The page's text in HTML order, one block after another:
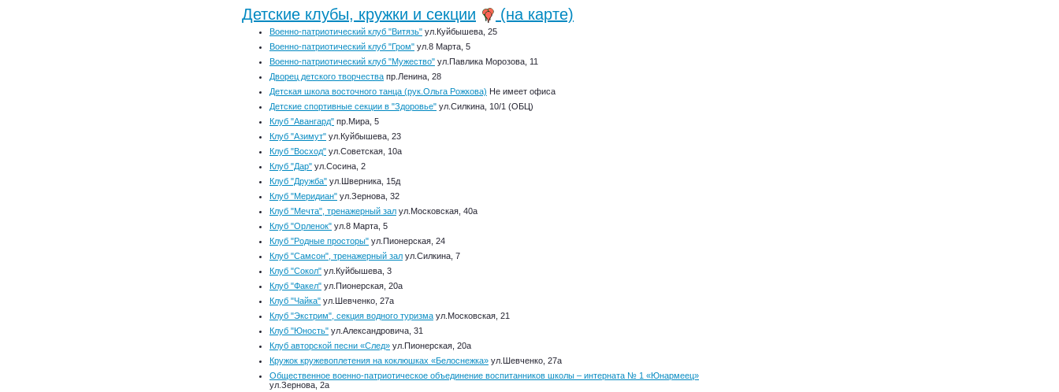
Детские клубы, кружки и секции (на карте)
Военно-патриотический клуб "Витязь" ул.Куйбышева, 25
Военно-патриотический клуб "Гром" ул.8 Марта, 5
Военно-патриотический клуб "Мужество" ул.Павлика Морозова, 11
Дворец детского творчества пр.Ленина, 28
Детская школа восточного танца (рук.Ольга Рожкова) Не имеет офиса
Детские спортивные секции в "Здоровье" ул.Силкина, 10/1 (ОБЦ)
Клуб "Авангард" пр.Мира, 5
Клуб "Азимут" ул.Куйбышева, 23
Клуб "Восход" ул.Советская, 10а
Клуб "Дар" ул.Сосина, 2
Клуб "Дружба" ул.Шверника, 15д
Клуб "Меридиан" ул.Зернова, 32
Клуб "Мечта", тренажерный зал ул.Московская, 40а
Клуб "Орленок" ул.8 Марта, 5
Клуб "Родные просторы" ул.Пионерская, 24
Клуб "Самсон", тренажерный зал ул.Силкина, 7
Клуб "Сокол" ул.Куйбышева, 3
Клуб "Факел" ул.Пионерская, 20а
Клуб "Чайка" ул.Шевченко, 27а
Клуб "Экстрим", секция водного туризма ул.Московская, 21
Клуб "Юность" ул.Александровича, 31
Клуб авторской песни «След» ул.Пионерская, 20а
Кружок кружевоплетения на коклюшках «Белоснежка» ул.Шевченко, 27а
Общественное военно-патриотическое объединение воспитанников школы – интерната № 1 «Юнармеец»
ул.Зернова, 2а